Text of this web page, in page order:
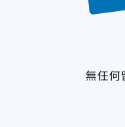
無任何